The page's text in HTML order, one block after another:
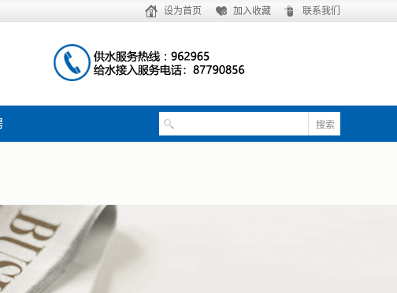
设为首页 加入收藏 联系我们